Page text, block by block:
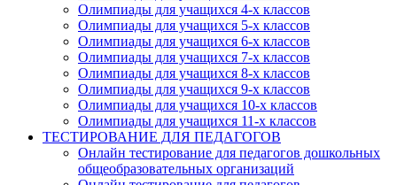
Олимпиады для учащихся 4-х классов
Олимпиады для учащихся 5-х классов
Олимпиады для учащихся 6-х классов
Олимпиады для учащихся 7-х классов
Олимпиады для учащихся 8-х классов
Олимпиады для учащихся 9-х классов
Олимпиады для учащихся 10-х классов
Олимпиады для учащихся 11-х классов
ТЕСТИРОВАНИЕ ДЛЯ ПЕДАГОГОВ
Онлайн тестирование для педагогов дошкольных
общеобразовательных организаций